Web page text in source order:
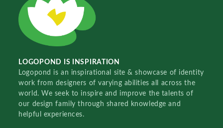
LOGOPOND IS INSPIRATION
Logopond is an inspirational site & showcase of identity
work from designers of varying abilities all across the
world. We seek to inspire and improve the talents of
our design family through shared knowledge and
helpful experiences.